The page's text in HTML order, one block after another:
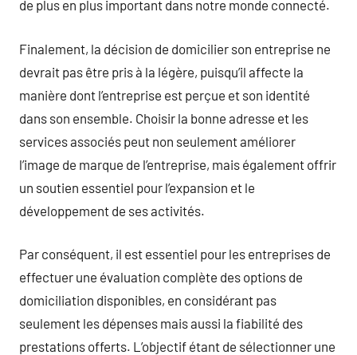
de plus en plus important dans notre monde connecté.
Finalement, la décision de domicilier son entreprise ne
devrait pas être pris à la légère, puisqu’il affecte la
manière dont l’entreprise est perçue et son identité
dans son ensemble. Choisir la bonne adresse et les
services associés peut non seulement améliorer
l’image de marque de l’entreprise, mais également offrir
un soutien essentiel pour l’expansion et le
développement de ses activités.
Par conséquent, il est essentiel pour les entreprises de
effectuer une évaluation complète des options de
domiciliation disponibles, en considérant pas
seulement les dépenses mais aussi la fiabilité des
prestations offerts. L’objectif étant de sélectionner une